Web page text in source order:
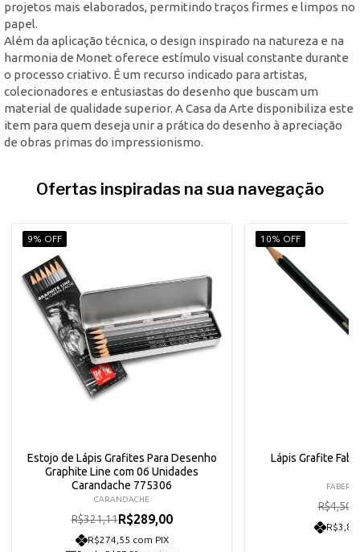
projetos mais elaborados, permitindo traços firmes e limpos no
papel.
Além da aplicação técnica, o design inspirado na natureza e na
harmonia de Monet oferece estímulo visual constante durante
o processo criativo. É um recurso indicado para artistas,
colecionadores e entusiastas do desenho que buscam um
material de qualidade superior. A Casa da Arte disponibiliza este
item para quem deseja unir a prática do desenho à apreciação
de obras primas do impressionismo.
Ofertas inspiradas na sua navegação
9% OFF
Estojo de Lápis Grafites Para Desenho
Graphite Line com 06 Unidades
Carandache 775306
CARANDACHE
R$321,11R$289,00
R$274,55 com PIX
10% OFF
Lápis Grafite
FABER
R$4,50
R$3,85